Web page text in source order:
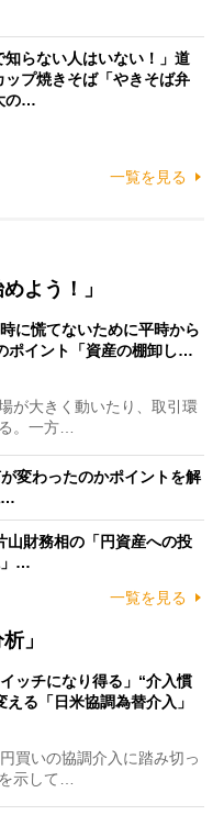
知らない人はいない！」道
ップ焼きそば「やきそば弁
の…
一覧を見る
よう！」
に慌てないために平時から
ポイント「資産の棚卸し…
が大きく動いたり、取引環
。一方…
変わったのかポイントを解
…
山財務相の「円資産への投
」…
一覧を見る
」
ッチになり得る」“介入慣
る「日米協調為替介入」
買いの協調介入に踏み切っ
示して…